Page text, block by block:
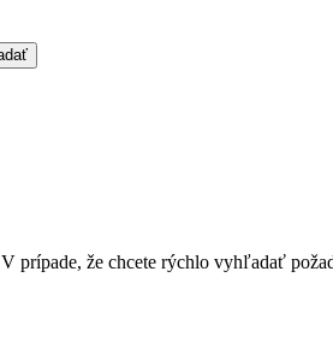
V prípade, že chcete rýchlo vyhľadať